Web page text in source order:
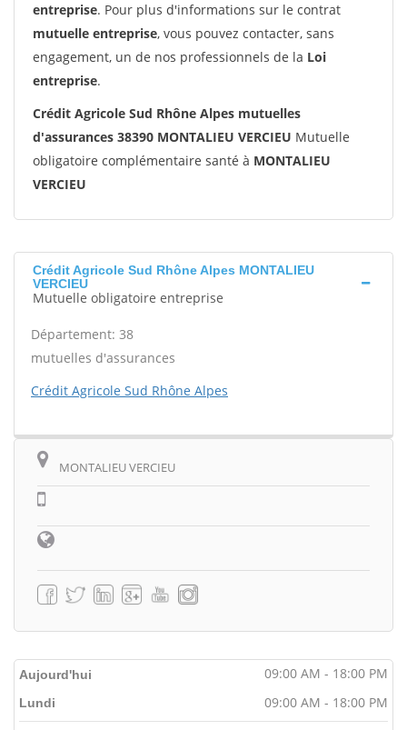
entreprise. Pour plus d'informations sur le contrat
mutuelle entreprise, vous pouvez contacter, sans
engagement, un de nos professionnels de la Loi
entreprise.
Crédit Agricole Sud Rhône Alpes mutuelles
d'assurances 38390 MONTALIEU VERCIEU Mutuelle
obligatoire complémentaire santé à MONTALIEU
VERCIEU
Crédit Agricole Sud Rhône Alpes MONTALIEU
VERCIEU
Mutuelle obligatoire entreprise
Département: 38
mutuelles d'assurances
Crédit Agricole Sud Rhône Alpes
MONTALIEU VERCIEU
Aujourd'hui 09:00 AM - 18:00 PM
Lundi 09:00 AM - 18:00 PM